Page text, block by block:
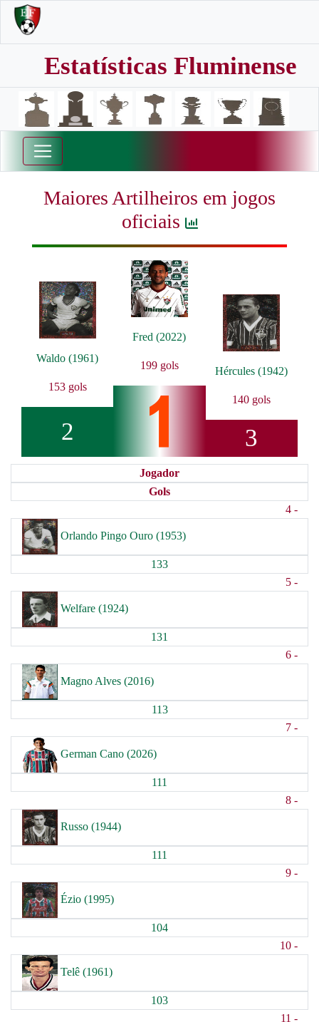
Estatísticas Fluminense
Maiores Artilheiros em jogos
oficiais
Waldo (1961)
153 gols
2
Fred (2022)
199 gols Hércules (1942)
140 gols
3
Jogador
Gols
4 -
Orlando Pingo Ouro (1953)
133
5 -
Welfare (1924)
131
6 -
Magno Alves (2016)
113
7 -
German Cano (2026)
111
8 -
Russo (1944)
111
9 -
Ézio (1995)
104
10 -
Telê (1961)
103
11 -